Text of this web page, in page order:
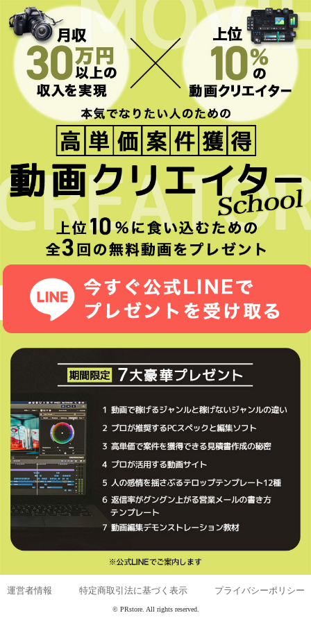
運営者情報 特定商取引法に基づく表示｜ プライバシーポリシー
© PRstore. All rights reserved.